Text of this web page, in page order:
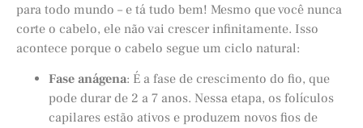
para todo mundo – e tá tudo bem! Mesmo que você nunca
corte o cabelo, ele não vai crescer infinitamente. Isso
acontece porque o cabelo segue um ciclo natural:
Fase anágena: É a fase de crescimento do fio, que
pode durar de 2 a 7 anos. Nessa etapa, os folículos
capilares estão ativos e produzem novos fios de